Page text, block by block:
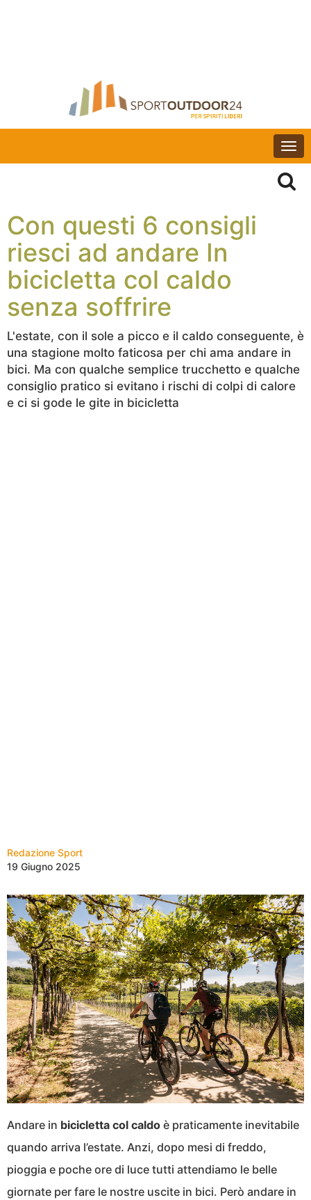
Con questi 6 consigli
riesci ad andare In
bicicletta col caldo
senza soffrire
L'estate, con il sole a picco e il caldo conseguente, è
una stagione molto faticosa per chi ama andare in
bici. Ma con qualche semplice trucchetto e qualche
consiglio pratico si evitano i rischi di colpi di calore
e ci si gode le gite in bicicletta
Redazione Sport
19 Giugno 2025
Andare in bicicletta col caldo è praticamente inevitabile
quando arriva l’estate. Anzi, dopo mesi di freddo,
pioggia e poche ore di luce tutti attendiamo le belle
giornate per fare le nostre uscite in bici. Però andare in